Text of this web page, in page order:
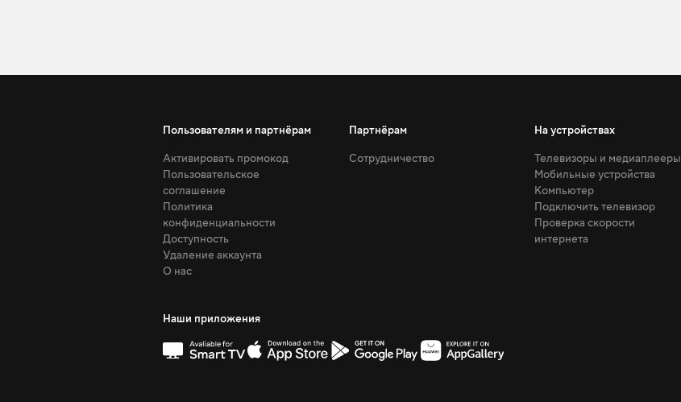
Пользователям и партнёрам
Активировать промокод
Пользовательское
соглашение
Политика
конфиденциальности
Доступность
Удаление аккаунта
О нас
Партнёрам
Сотрудничество
На устройствах
Телевизоры и медиаплееры
Мобильные устройства
Компьютер
Подключить телевизор
Проверка скорости
интернета
Наши приложения